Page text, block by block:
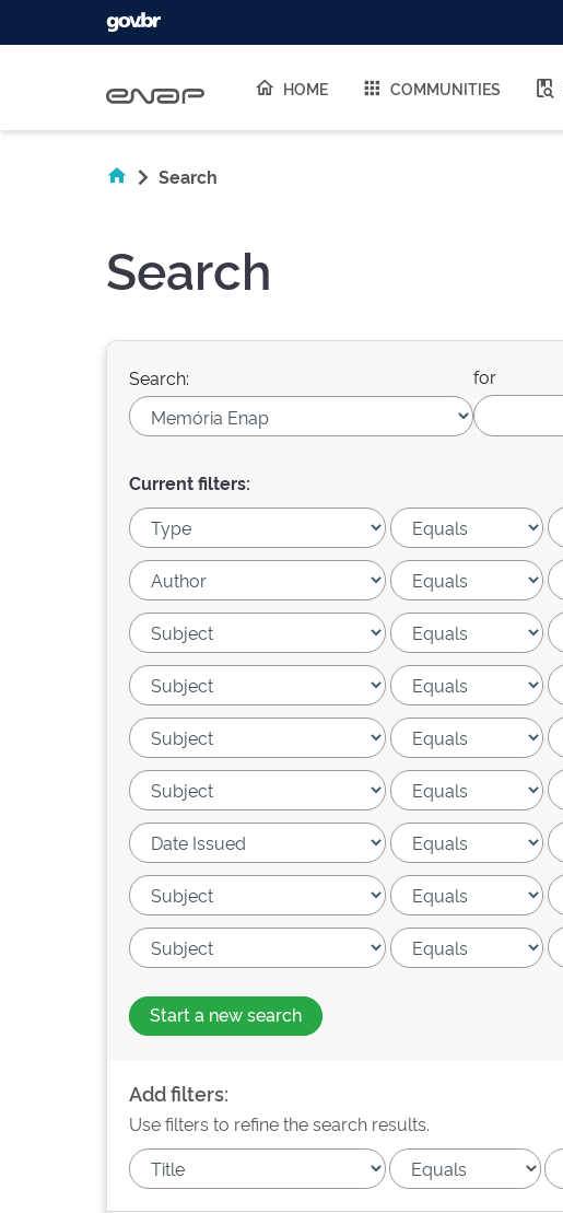
HOME COMMUNITIES
Search
Search
Search: for
Current filters:
Start a new search
Add filters:
Use filters to refine the search results.